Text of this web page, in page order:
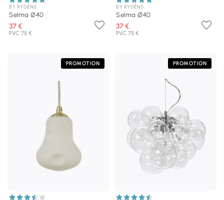
BY RYDÉNS
Selma Ø40
37 €
PVC 75 €
BY RYDÉNS
Selma Ø40
37 €
PVC 75 €
PROMOTION PROMOTION